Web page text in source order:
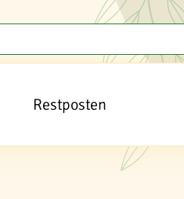
Restposten